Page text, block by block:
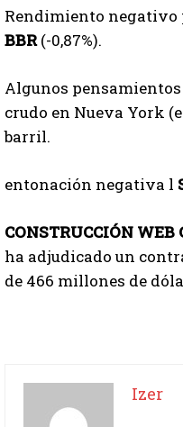
Rendimiento negativo
BBR (-0,87%).
Algunos
crudo en Nueva York
barril.
entonación negativa l
CONSTRUCCIÓN WEB
ha adjudicado un
de 466 millones de
Izer